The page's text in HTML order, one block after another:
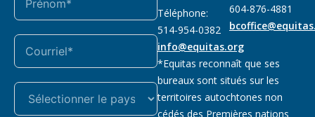
Téléphone:
514-954-0382
info@equitas.org
604-876-4881
*Equitas reconnaît que ses
bureaux sont situés sur les
territoires autochtones non
cédés des Premières nations